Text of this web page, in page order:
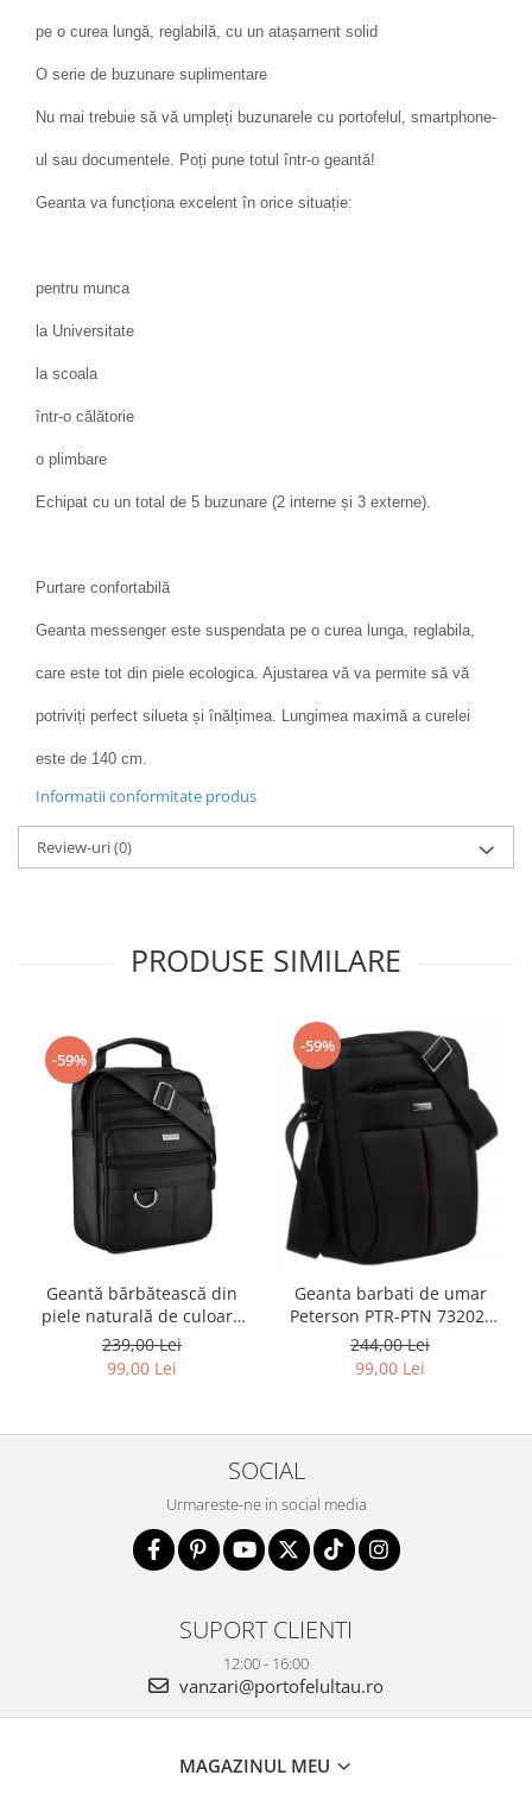
pe o curea lungă, reglabilă, cu un atașament solid
O serie de buzunare suplimentare
Nu mai trebuie să vă umpleți buzunarele cu portofelul, smartphone-
ul sau documentele. Poți pune totul într-o geantă!
Geanta va funcționa excelent în orice situație:
pentru munca
la Universitate
la scoala
într-o călătorie
o plimbare
Echipat cu un total de 5 buzunare (2 interne și 3 externe).
Purtare confortabilă
Geanta messenger este suspendata pe o curea lunga, reglabila,
care este tot din piele ecologica. Ajustarea vă va permite să vă
potriviți perfect silueta și înălțimea. Lungimea maximă a curelei
este de 140 cm.
Informatii conformitate produs
Review-uri(0)
PRODUSE SIMILARE
-59%
Geantă bărbătească din
piele naturală de culoare
neagră - Rovicky PTR-R-ST7-
01-7571-BLACK
239,00 Lei
99,00 Lei
-59%
Geanta barbati de umar
Peterson PTR-PTN 73202-
7738 BL
244,00 Lei
99,00 Lei
SOCIAL
Urmareste-ne in social media
SUPORT CLIENTI
12:00 - 16:00
vanzari@portofelultau.ro
MAGAZINUL MEU